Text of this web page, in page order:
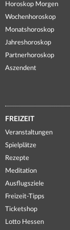
Horoskop Morgen
Wochenhoroskop
Monatshoroskop
Jahreshoroskop
Partnerhoroskop
Aszendent
FREIZEIT
Veranstaltungen
Spielplätze
Rezepte
Meditation
Ausflugsziele
Freizeit-Tipps
Ticketshop
Lotto Hessen